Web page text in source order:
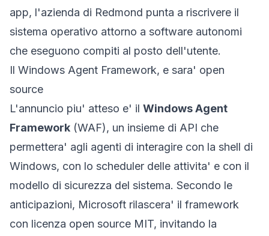
app, l'azienda di Redmond punta a riscrivere il
sistema operativo attorno a software autonomi
che eseguono compiti al posto dell'utente.
Il Windows Agent Framework, e sara' open
source
L'annuncio piu' atteso e' il Windows Agent
Framework (WAF), un insieme di API che
permettera' agli agenti di interagire con la shell di
Windows, con lo scheduler delle attivita' e con il
modello di sicurezza del sistema. Secondo le
anticipazioni, Microsoft rilascera' il framework
con licenza open source MIT, invitando la